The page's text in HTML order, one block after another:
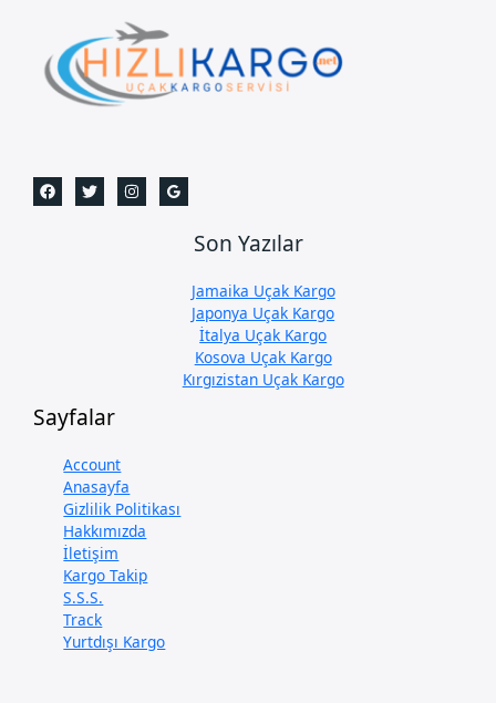
Son Yazılar
Jamaika Uçak Kargo
Japonya Uçak Kargo
İtalya Uçak Kargo
Kosova Uçak Kargo
Kırgızistan Uçak Kargo
Sayfalar
Account
Anasayfa
Gizlilik Politikası
Hakkımızda
İletişim
Kargo Takip
S.S.S.
Track
Yurtdışı Kargo